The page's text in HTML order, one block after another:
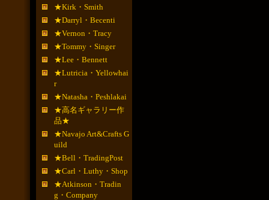
★Kirk・Smith
★Darryl・Becenti
★Vernon・Tracy
★Tommy・Singer
★Lee・Bennett
★Lutricia・Yellowhai
r
★Natasha・Peshlakai
★高名ギャラリー作
品★
★Navajo Art&Crafts G
uild
★Bell・TradingPost
★Carl・Luthy・Shop
★Atkinson・Tradin
g・Company